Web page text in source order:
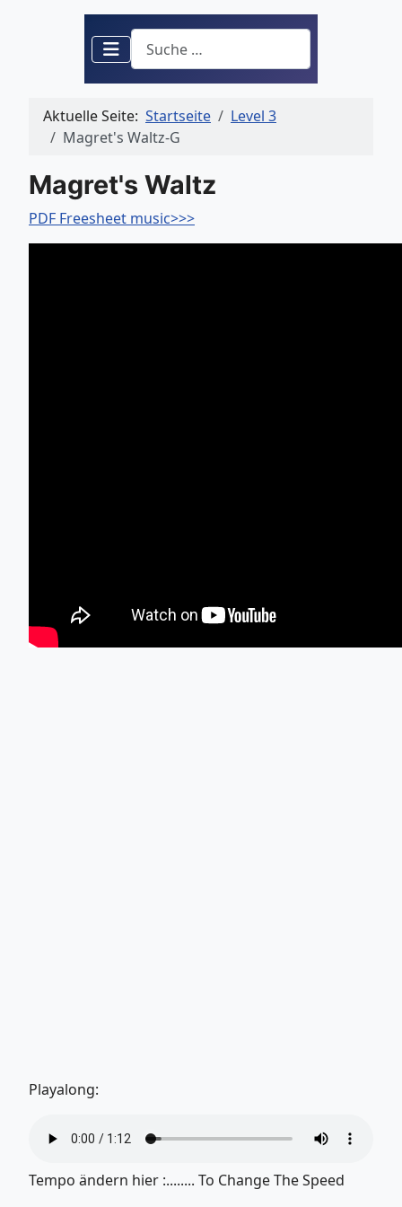
Suchen
Aktuelle Seite: Startseite
Level 3
Magret's Waltz-G
Magret's Waltz
PDF Freesheet music>>>
Playalong:
Tempo ändern hier :........ To Change The Speed